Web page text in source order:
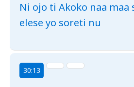
Ni ojo ti Akoko naa maa
elese yo soreti nu
30:13